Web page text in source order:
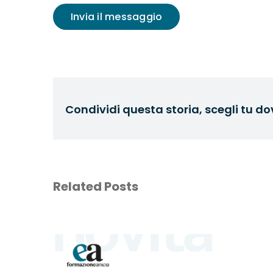
Invia il messaggio
Condividi questa storia, scegli tu
Related Posts